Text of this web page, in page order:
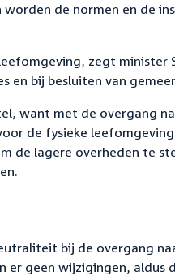
de normen en de
zegt
en bij besluiten van
want met de overgang
de fysieke
de lagere overheden te
bij de overgang
er geen wijzigingen, aldus